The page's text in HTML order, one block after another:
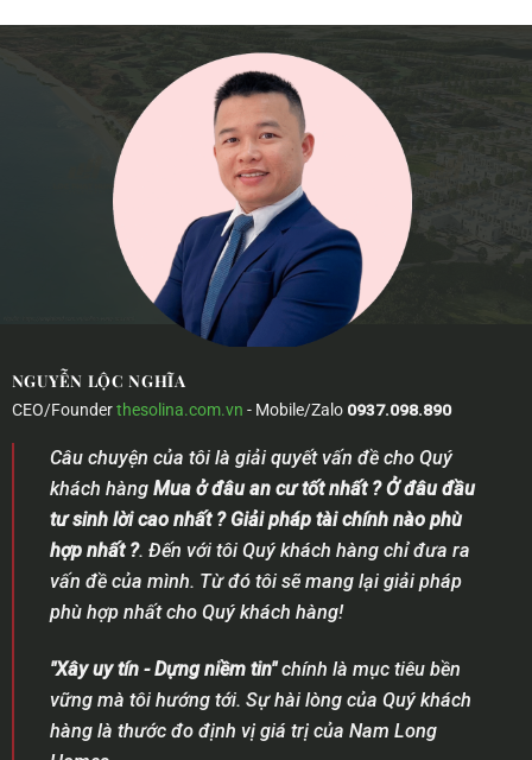
NGUYỄN LỘC NGHĨA
CEO/Founderthesolina.com.vn - Mobile/Zalo 0937.098.890
Câu chuyện của tôi là giải quyết vấn đề cho Quý
khách hàngMua ở đâu an cư tốt nhất ? Ở đâu đầu
tư sinh lời cao nhất ? Giải pháp tài chính nào phù
hợp nhất ?. Đến với tôi Quý khách hàng chỉ đưa ra
vấn đề của mình. Từ đó tôi sẽ mang lại giải pháp
phù hợp nhất cho Quý khách hàng!
"Xây uy tín - Dựng niềm tin"chính là mục tiêu bền
vững mà tôi hướng tới. Sự hài lòng của Quý khách
hàng là thước đo định vị giá trị của Nam Long